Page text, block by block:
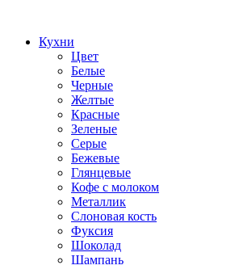
Кухни
Цвет
Белые
Черные
Желтые
Красные
Зеленые
Серые
Бежевые
Глянцевые
Кофе с молоком
Металлик
Слоновая кость
Фуксия
Шоколад
Шампань